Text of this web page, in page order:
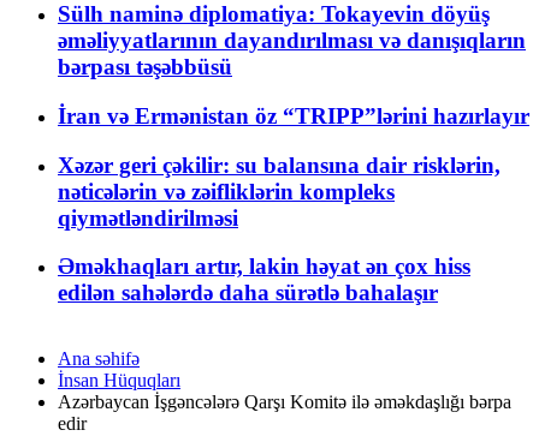
Sülh naminə diplomatiya: Tokayevin döyüş
əməliyyatlarının dayandırılması və danışıqların
bərpası təşəbbüsü
İran və Ermənistan öz “TRIPP”lərini hazırlayır
Xəzər geri çəkilir: su balansına dair risklərin,
nəticələrin və zəifliklərin kompleks
qiymətləndirilməsi
Əməkhaqları artır, lakin həyat ən çox hiss
edilən sahələrdə daha sürətlə bahalaşır
Ana səhifə
İnsan Hüquqları
Azərbaycan İşgəncələrə Qarşı Komitə ilə əməkdaşlığı bərpa
edir